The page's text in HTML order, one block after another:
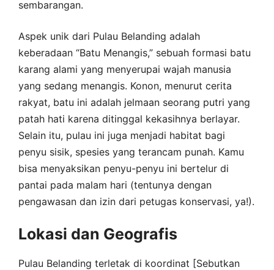
sembarangan.
Aspek unik dari Pulau Belanding adalah
keberadaan “Batu Menangis,” sebuah formasi batu
karang alami yang menyerupai wajah manusia
yang sedang menangis. Konon, menurut cerita
rakyat, batu ini adalah jelmaan seorang putri yang
patah hati karena ditinggal kekasihnya berlayar.
Selain itu, pulau ini juga menjadi habitat bagi
penyu sisik, spesies yang terancam punah. Kamu
bisa menyaksikan penyu-penyu ini bertelur di
pantai pada malam hari (tentunya dengan
pengawasan dan izin dari petugas konservasi, ya!).
Lokasi dan Geografis
Pulau Belanding terletak di koordinat [Sebutkan